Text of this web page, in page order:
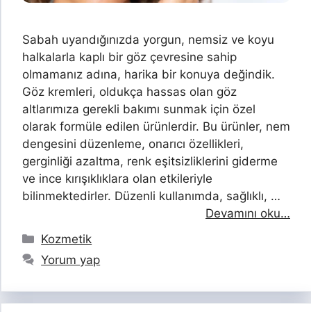
Sabah uyandığınızda yorgun, nemsiz ve koyu
halkalarla kaplı bir göz çevresine sahip
olmamanız adına, harika bir konuya değindik.
Göz kremleri, oldukça hassas olan göz
altlarımıza gerekli bakımı sunmak için özel
olarak formüle edilen ürünlerdir. Bu ürünler, nem
dengesini düzenleme, onarıcı özellikleri,
gerginliği azaltma, renk eşitsizliklerini giderme
ve ince kırışıklıklara olan etkileriyle
bilinmektedirler. Düzenli kullanımda, sağlıklı, …
Devamını oku…
Kategoriler
Kozmetik
Yorum yap